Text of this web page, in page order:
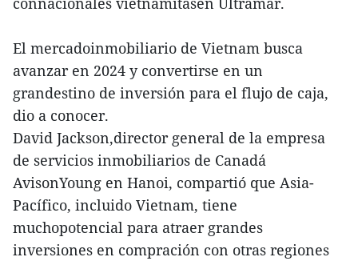
El mercadoinmobiliario de Vietnam busca
avanzar en 2024 y convertirse en un
grandestino de inversión para el flujo de caja,
dio a conocer.
David Jackson,director general de la empresa
de servicios inmobiliarios de Canadá
AvisonYoung en Hanoi, compartió que Asia-
Pacífico, incluido Vietnam, tiene
muchopotencial para atraer grandes
inversiones en compración con otras regiones